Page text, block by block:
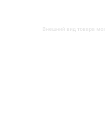
Внешний вид товара